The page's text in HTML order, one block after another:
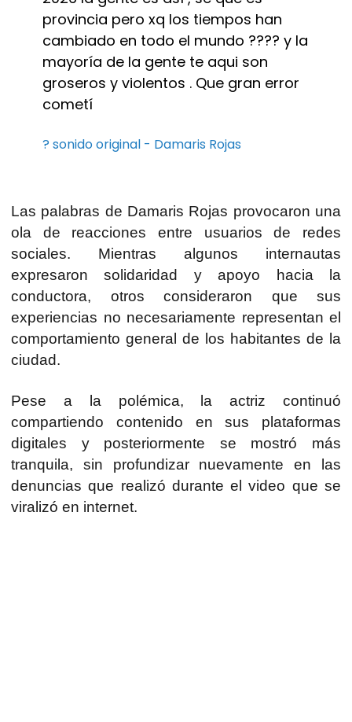
provincia pero xq los tiempos han
cambiado en todo el mundo ???? y la
mayoría de la gente te aqui son
groseros y violentos . Que gran error
cometí
? sonido original - Damaris Rojas
Las palabras de Damaris Rojas provocaron una
ola de reacciones entre usuarios de redes
sociales. Mientras algunos internautas
expresaron solidaridad y apoyo hacia la
conductora, otros consideraron que sus
experiencias no necesariamente representan el
comportamiento general de los habitantes de la
ciudad.
Pese a la polémica, la actriz continuó
compartiendo contenido en sus plataformas
digitales y posteriormente se mostró más
tranquila, sin profundizar nuevamente en las
denuncias que realizó durante el video que se
viralizó en internet.